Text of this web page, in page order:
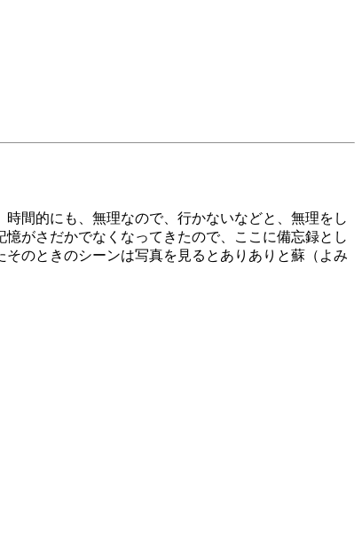
間的にも、無理なので、行かないなどと、無理をし
がさだかでなくなってきたので、ここに備忘録とし
のときのシーンは写真を見るとありありと蘇（よみ